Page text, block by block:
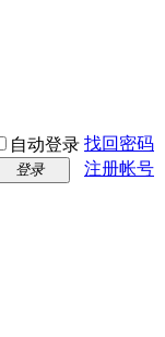
自动登录 找回密码
登录 注册帐号